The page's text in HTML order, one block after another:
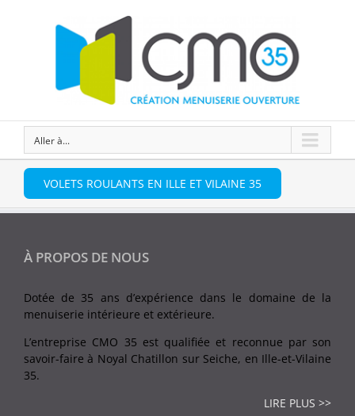
Aller à...
VOLETS ROULANTS EN ILLE ET VILAINE 35
À PROPOS DE NOUS
Dotée de 35 ans d’expérience dans le domaine de la
menuiserie intérieure et extérieure.
L’entreprise CMO 35 est qualifiée et reconnue par son
savoir-faire à Noyal Chatillon sur Seiche, en Ille-et-Vilaine
35.
LIRE PLUS >>